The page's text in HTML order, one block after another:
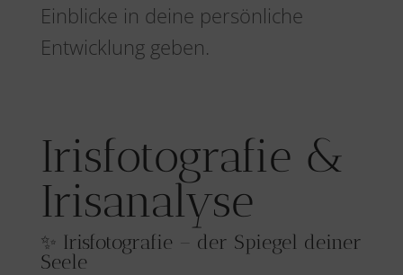
Einblicke in deine persönliche
Entwicklung geben.
Irisfotografie &
Irisanalyse
✨ Irisfotografie – der Spiegel deiner
Seele